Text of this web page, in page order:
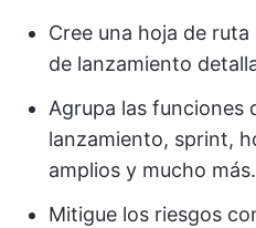
Cree una hoja de
de lanzamiento
Agrupa las funciones
lanzamiento, sprint,
amplios y mucho más.
Mitigue los riesgos